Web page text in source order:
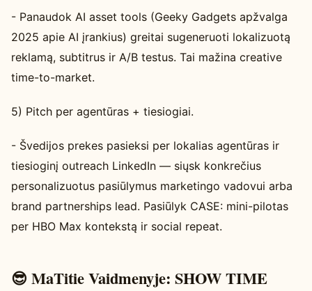
- Panaudok AI asset tools (Geeky Gadgets apžvalga
2025 apie AI įrankius) greitai sugeneruoti lokalizuotą
reklamą, subtitrus ir A/B testus. Tai mažina creative
time-to-market.
5) Pitch per agentūras + tiesiogiai.
- Švedijos prekes pasieksi per lokalias agentūras ir
tiesioginį outreach LinkedIn — siųsk konkrečius
personalizuotus pasiūlymus marketingo vadovui arba
brand partnerships lead. Pasiūlyk CASE: mini-pilotas
per HBO Max kontekstą ir social repeat.
😎 MaTitie Vaidmenyje: SHOW TIME